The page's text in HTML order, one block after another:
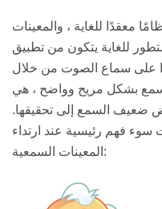
معقدًا للغاية ، والمعينات
للغاية يتكون من تطبيق
على سماع الصوت من خلال
تسمع بشكل مريح وواضح ، هي
ضعيف السمع إلى تحقيقها.
لدينا أيضًا 4 حالات سوء فهم رئيسية عند ارتداء
المعينات السمعية: